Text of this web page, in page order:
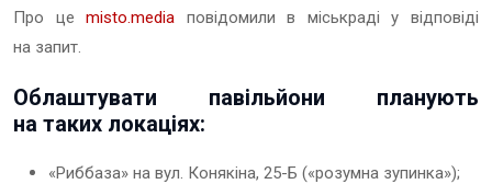
Про цеmisto.media повідомили в міськраді у відповіді
на запит.
Облаштувати павільйони планують
на таких локаціях:
«Риббаза» на вул. Конякіна, 25-Б («розумна зупинка»);